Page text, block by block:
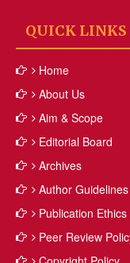
QUICK LINKS
Home
About Us
Aim & Scope
Editorial Board
Archives
Author Guidelines
Publication Ethics
Peer Review